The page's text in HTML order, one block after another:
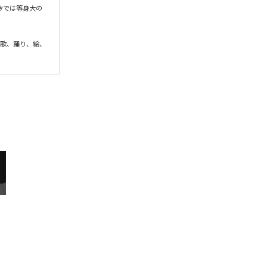
では等身大の
、踊り、絵、